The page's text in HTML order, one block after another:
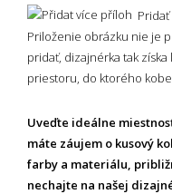
Priloženie obrázku nie je
pridať, dizajnérka tak
priestoru, do ktorého
Uveďte ideálne
máte záujem o kusový
farby a materiálu,
nechajte na našej